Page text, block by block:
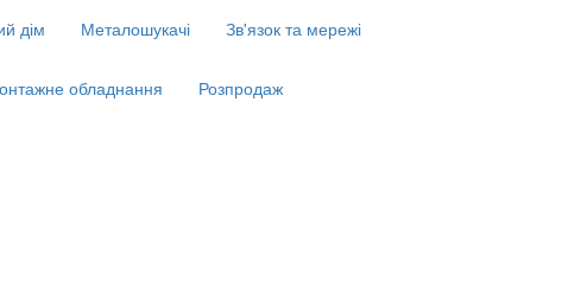
дім Металошукачі Зв'язок та мережі
обладнання Розпродаж